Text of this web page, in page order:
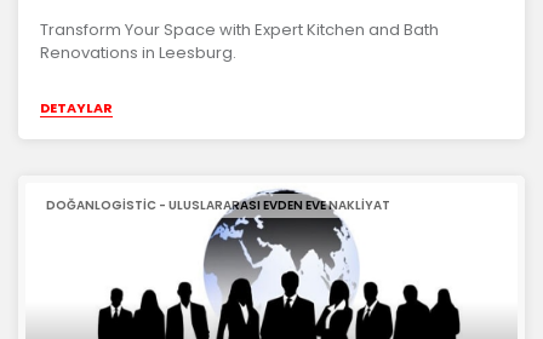
Transform Your Space with Expert Kitchen and Bath
Renovations in Leesburg.
DETAYLAR
DOĞANLOGISTIC - ULUSLARARASI EVDEN EVE NAKLIYAT